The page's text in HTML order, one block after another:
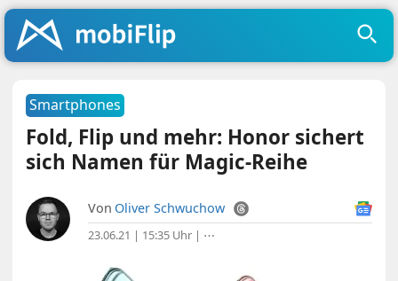
Smartphones
Fold, Flip und mehr: Honor sichert
sich Namen für Magic-Reihe
Von Oliver Schwuchow
23.06.21 | 15:35 Uhr | ⋯